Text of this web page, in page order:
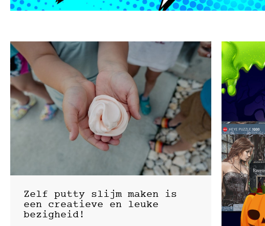
Zelf putty slijm maken is
een creatieve en leuke
bezigheid!